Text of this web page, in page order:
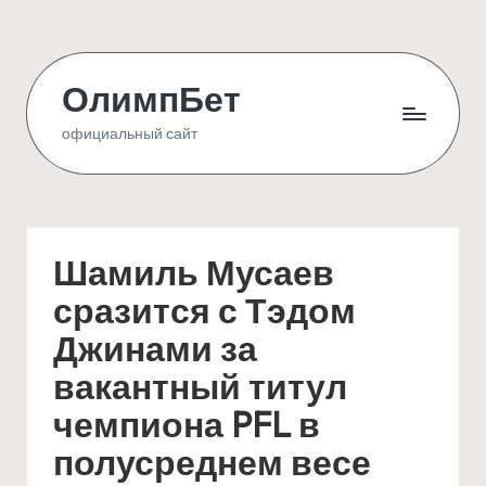
content
ОлимпБет
официальный сайт
Шамиль Мусаев
сразится с Тэдом
Джинами за
вакантный титул
чемпиона PFL в
полусреднем весе